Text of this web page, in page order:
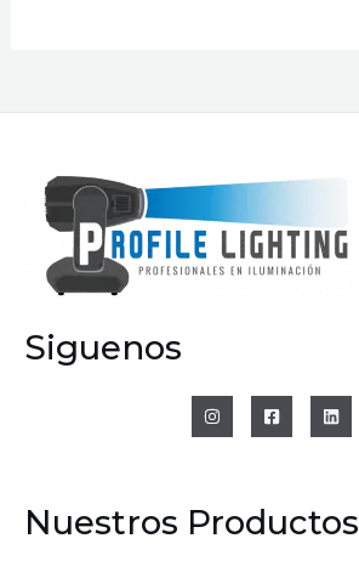
Siguenos
Nuestros Productos